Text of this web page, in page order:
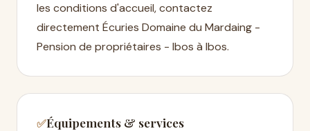
les conditions d'accueil, contactez
directement Écuries Domaine du Mardaing -
Pension de propriétaires - Ibos à Ibos.
✅Équipements & services